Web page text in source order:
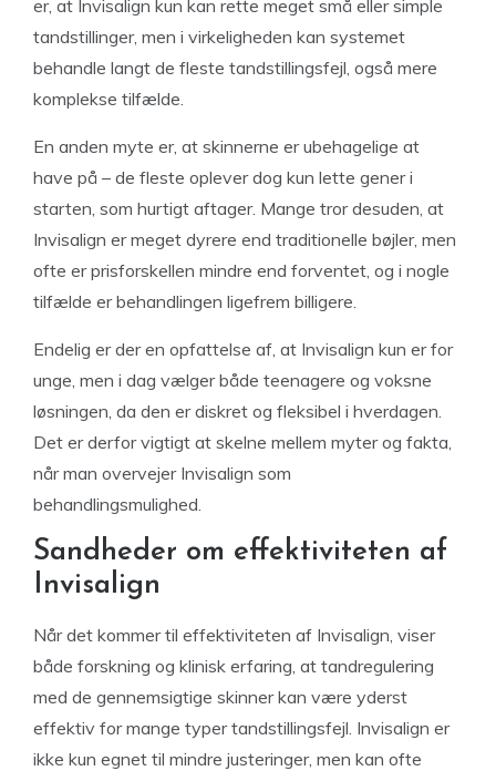
er, at Invisalign kun kan rette meget små eller simple
tandstillinger, men i virkeligheden kan systemet
behandle langt de fleste tandstillingsfejl, også mere
komplekse tilfælde.
En anden myte er, at skinnerne er ubehagelige at
have på – de fleste oplever dog kun lette gener i
starten, som hurtigt aftager. Mange tror desuden, at
Invisalign er meget dyrere end traditionelle bøjler, men
ofte er prisforskellen mindre end forventet, og i nogle
tilfælde er behandlingen ligefrem billigere.
Endelig er der en opfattelse af, at Invisalign kun er for
unge, men i dag vælger både teenagere og voksne
løsningen, da den er diskret og fleksibel i hverdagen.
Det er derfor vigtigt at skelne mellem myter og fakta,
når man overvejer Invisalign som
behandlingsmulighed.
Sandheder om effektiviteten af
Invisalign
Når det kommer til effektiviteten af Invisalign, viser
både forskning og klinisk erfaring, at tandregulering
med de gennemsigtige skinner kan være yderst
effektiv for mange typer tandstillingsfejl. Invisalign er
ikke kun egnet til mindre justeringer, men kan ofte